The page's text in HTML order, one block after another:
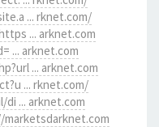
... rknet.com/
... arknet.com
... arknet.com
... arknet.com
... rknet.com/
... arknet.com